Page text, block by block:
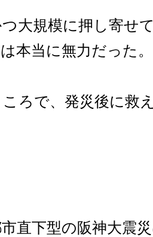
大規模に押し寄せ
本当に無力だった。
ろで、発災後に救
直下型の阪神大震